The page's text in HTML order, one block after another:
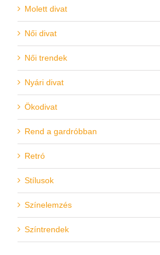
Molett divat
Női divat
Női trendek
Nyári divat
Ökodivat
Rend a gardróbban
Retró
Stílusok
Színelemzés
Színtrendek